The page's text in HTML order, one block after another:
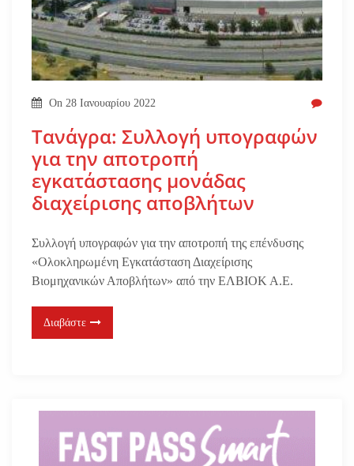
On 28 Ιανουαρίου 2022
Τανάγρα: Συλλογή υπογραφών
για την αποτροπή
εγκατάστασης μονάδας
διαχείρισης αποβλήτων
Συλλογή υπογραφών για την αποτροπή της επένδυσης
«Ολοκληρωμένη Εγκατάσταση Διαχείρισης
Βιομηχανικών Αποβλήτων» από την ΕΛΒΙΟΚ Α.Ε.
Διαβάστε